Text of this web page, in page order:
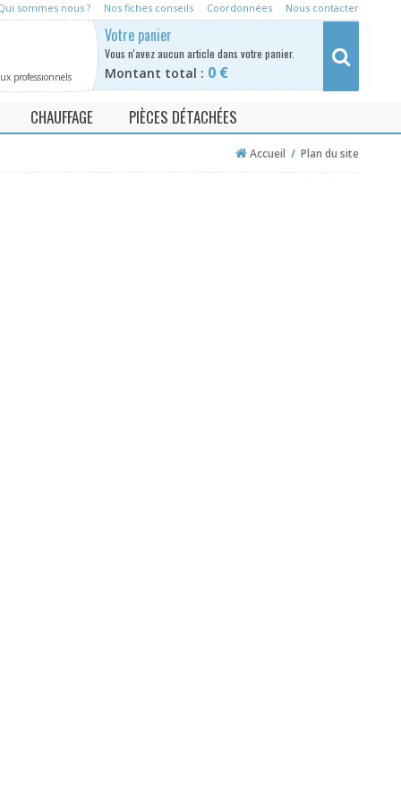
Nous contacter
Coordonnées
Nos fiches conseils
sommes nous ?
professionnels
Votre panier
Vous n'avez aucun article dans votre panier.
Montant total : 0 €
CHAUFFAGE
Neutraliseur condensat chaudière
Desemboueur
PIÈCES DÉTACHÉES
Adoucisseurs / anti tartre
Filtre eau
Accueil / Plan du site